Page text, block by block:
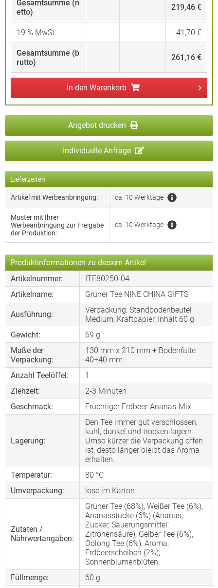
Gesamtsumme (n
etto)
219,46 €
19 % MwSt. 41,70 €
Gesamtsumme (b
rutto)
261,16 €
In den Warenkorb
Angebot drucken
Individuelle Anfrage
Lieferzeiten
Artikel mit Werbeanbringung: ca. 10 Werktage
Muster mit Ihrer
Werbeanbringung zur Freigabe
der Produktion:
ca. 10 Werktage
Produktinformationen zu diesem Artikel
Artikelnummer:
ITE80250-04
Artikelname:
Grüner Tee NINE CHINA GIFTS
Ausführung:
Verpackung: Standbodenbeutel
Medium, Kraftpapier, Inhalt 60 g
Gewicht:
69 g
Maße der
Verpackung:
130 mm x 210 mm + Bodenfalte
40+40 mm
Anzahl Teelöffel:
1
Ziehzeit:
2-3 Minuten
Geschmack:
Fruchtiger Erdbeer-Ananas-Mix
Lagerung:
Den Tee immer gut verschlossen,
kühl, dunkel und trocken lagern.
Umso kürzer die Verpackung offen
ist, desto länger bleibt das Aroma
erhalten.
Temperatur:
80 °C
Umverpackung:
lose im Karton
Zutaten /
Nährwertangaben:
Grüner Tee (68%), Weißer Tee (6%),
Ananasstücke (6%) (Ananas,
Zucker, Säuerungsmittel:
Zitronensäure), Gelber Tee (6%),
Oolong Tee (6%), Aroma,
Erdbeerscheiben (2%),
Sonnenblumenblüten.
Füllmenge:
60 g